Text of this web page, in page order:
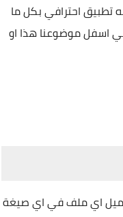
تطبيق احترافي بكل ما
اسفل موضوعنا هذا او
اي ملف في اي صيغة